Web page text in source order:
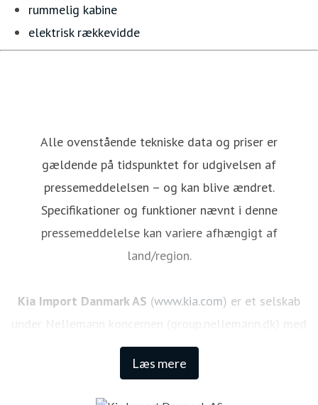
rummelig kabine
elektrisk rækkevidde
Alle ovenstående tekniske data og priser er
gældende på tidspunktet for udgivelsen af
pressemeddelelsen – og kan blive ændret.
Specifikationer og funktioner nævnt i denne
pressemeddelelse kan variere afhængigt af
land/region.
Kia Import Danmark AS (www.kia.com) er et selskab
under Nellemann koncernen (group.nellemann.dk) med
hovedsæde i Fredericia, og beskæftiger i dag cirka 40
ansatte. Kias dna er et stærkt design samtidig med en
Læs mere